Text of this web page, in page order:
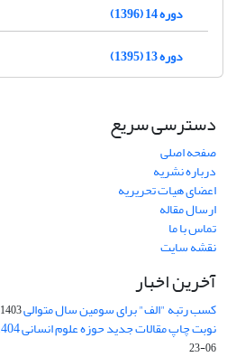
دوره 14 (1396)
دوره 13 (1395)
دسترسی سریع
صفحه اصلی
درباره نشریه
اعضای هیات تحریریه
ارسال مقاله
تماس با ما
نقشه سایت
آخرین اخبار
کسب رتبه "الف" برای سومین سال متوالی1403-02-01
نوبت چاپ مقالات جدید حوزه علوم انسانی 1404و به بعد خواهد بود
06-23